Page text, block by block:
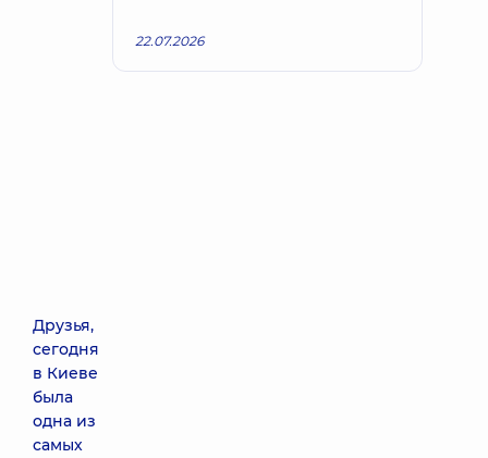
Друзья,
сегодня
в Киеве
была
одна из
самых
22.07.2026